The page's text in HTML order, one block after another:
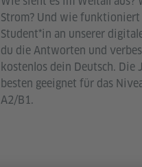
Strom? Und wie funktioniert
Student*in an unserer
du die Antworten und
kostenlos dein Deutsch. Die
besten geeignet für das
A2/B1.